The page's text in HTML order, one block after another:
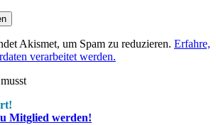
Akismet, um Spam zu reduzieren. Erfahre,
verarbeitet werden.
Mitglied werden!